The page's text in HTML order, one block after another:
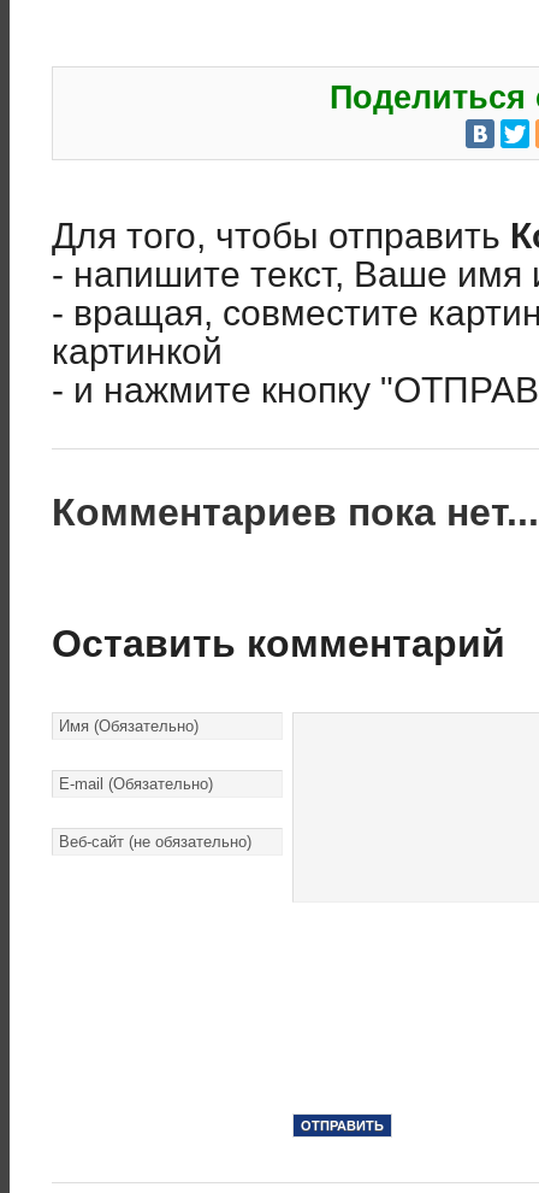
Поделиться
Для того, чтобы отправить
- напишите текст, Ваше имя
- вращая, совместите
картинкой
- и нажмите кнопку
Комментариев пока
Оставить комментарий